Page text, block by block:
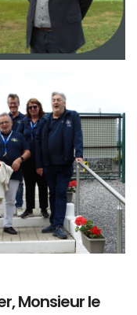
Monsieur le